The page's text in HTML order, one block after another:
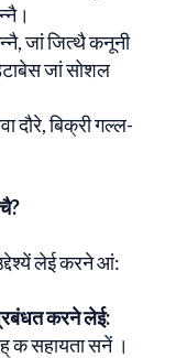
जां जित्थै कनूनी
जां सोशल
दौरे, बिक्री गल्ल-
लेई करने आं:
करने लेई:
क सहायता सनें ।